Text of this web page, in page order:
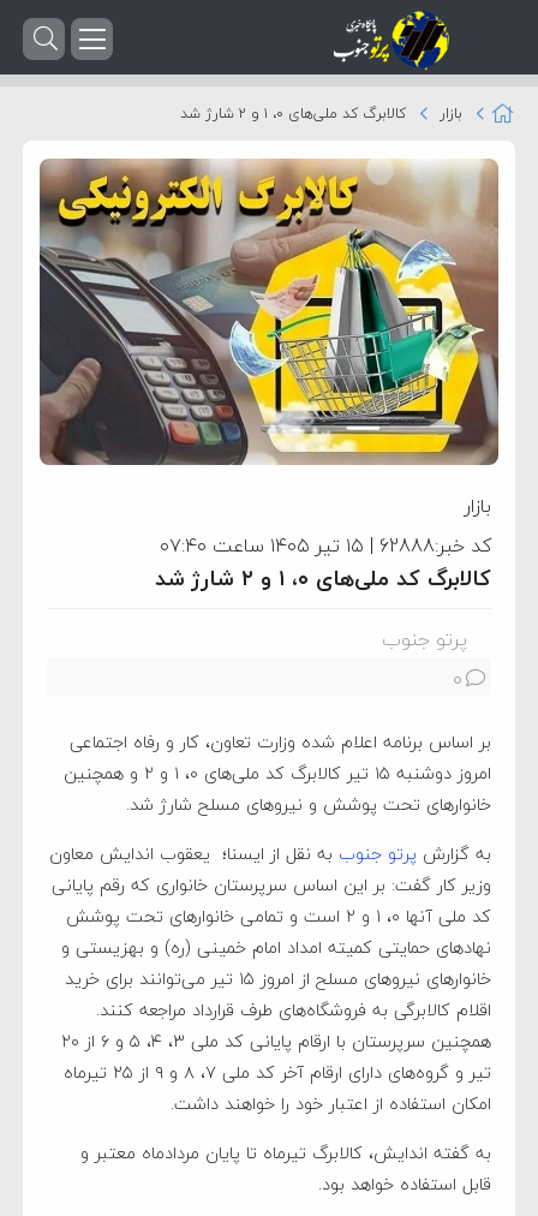
بازار کالابرگ کد ملی‌های ۰، ۱ و ۲ شارژ شد
بازار
کد خبر:62888 | ۱۵ تیر ۱۴۰۵ ساعت ۰۷:۴۰
کالابرگ کد ملی‌های ۰، ۱ و ۲ شارژ شد
پرتو جنوب
0
بر اساس برنامه اعلام شده وزارت تعاون، کار و رفاه اجتماعی
امروز دوشنبه ۱۵ تیر کالابرگ کد ملی‌های ۰، ۱ و ۲ و همچنین
خانوارهای تحت پوشش و نیروهای مسلح شارژ شد.
به گزارش پرتو جنوب به نقل از ایسنا؛ یعقوب اندایش معاون
وزیر کار گفت: بر این اساس سرپرستان خانواری که رقم پایانی
کد ملی آنها ۰، ۱ و ۲ است و تمامی خانوار‌های تحت پوشش
نهاد‌های حمایتی کمیته امداد امام خمینی (ره) و بهزیستی و
خانوار‌های نیرو‌های مسلح از امروز ۱۵ تیر می‌توانند برای خرید
اقلام کالابرگی به فروشگاه‌های طرف قرارداد مراجعه کنند.
همچنین سرپرستان با ارقام پایانی کد ملی ۳، ۴، ۵ و ۶ از ۲۰
تیر و گروه‌های دارای ارقام آخر کد ملی ۷، ۸ و ۹ از ۲۵ تیرماه
امکان استفاده از اعتبار خود را خواهند داشت.
به گفته اندایش، کالابرگ تیرماه تا پایان مردادماه معتبر و
قابل استفاده خواهد بود.